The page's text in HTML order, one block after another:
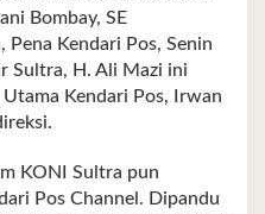
Bombay, SE
Pena Kendari Pos, Senin
Sultra, H. Ali Mazi ini
Kendari Pos, Irwan
KONI Sultra pun
Pos Channel. Dipandu